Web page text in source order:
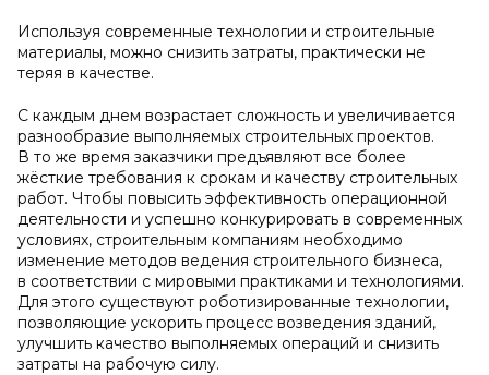
Используя современные технологии и строительные
материалы, можно снизить затраты, практически не
теряя в качестве.
С каждым днем возрастает сложность и увеличивается
разнообразие выполняемых строительных проектов.
В то же время заказчики предъявляют все более
жёсткие требования к срокам и качеству строительных
работ. Чтобы повысить эффективность операционной
деятельности и успешно конкурировать в современных
условиях, строительным компаниям необходимо
изменение методов ведения строительного бизнеса,
в соответствии с мировыми практиками и технологиями.
Для этого существуют роботизированные технологии,
позволяющие ускорить процесс возведения зданий,
улучшить качество выполняемых операций и снизить
затраты на рабочую силу.